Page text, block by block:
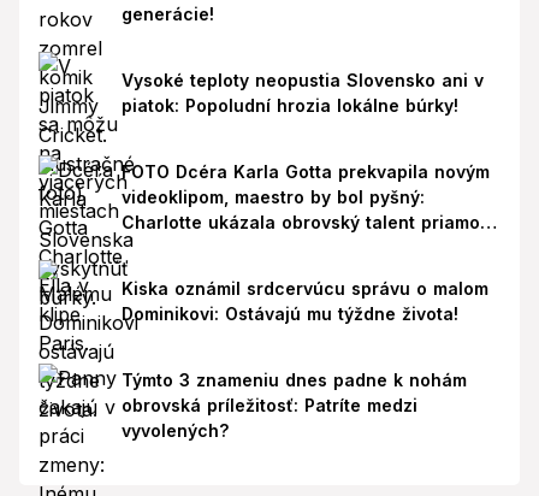
generácie!
Vysoké teploty neopustia Slovensko ani v
piatok: Popoludní hrozia lokálne búrky!
FOTO Dcéra Karla Gotta prekvapila novým
videoklipom, maestro by bol pyšný:
Charlotte ukázala obrovský talent priamo v
Paríži!
Kiska oznámil srdcervúcu správu o malom
Dominikovi: Ostávajú mu týždne života!
Týmto 3 znameniu dnes padne k nohám
obrovská príležitosť: Patríte medzi
vyvolených?